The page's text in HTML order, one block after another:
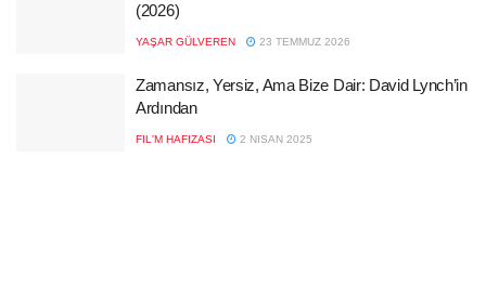
(2026)
YAŞAR GÜLVEREN 23 TEMMUZ 2026
Zamansız, Yersiz, Ama Bize Dair: David Lynch’in
Ardından
FIL'M HAFIZASI 2 NISAN 2025